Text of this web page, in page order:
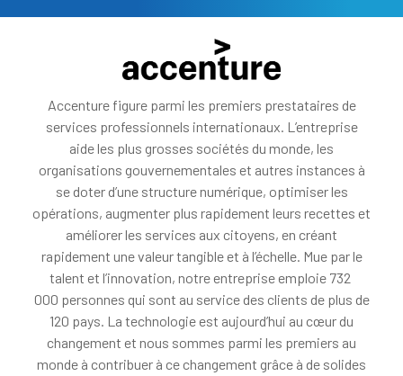
Accenture figure parmi les premiers prestataires de
services professionnels internationaux. L’entreprise
aide les plus grosses sociétés du monde, les
organisations gouvernementales et autres instances à
se doter d’une structure numérique, optimiser les
opérations, augmenter plus rapidement leurs recettes et
améliorer les services aux citoyens, en créant
rapidement une valeur tangible et à l’échelle. Mue par le
talent et l’innovation, notre entreprise emploie 732
000 personnes qui sont au service des clients de plus de
120 pays. La technologie est aujourd’hui au cœur du
changement et nous sommes parmi les premiers au
monde à contribuer à ce changement grâce à de solides